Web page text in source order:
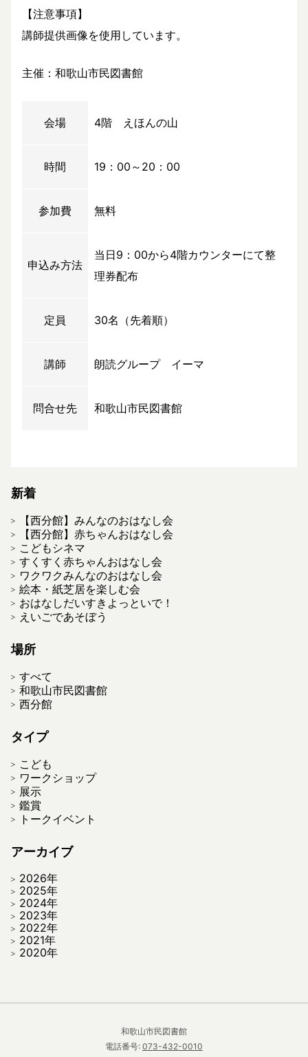
【注意事項】
講師提供画像を使用しています。
主催：和歌山市民図書館
会場 4階 えほんの山
時間 19：00～20：00
参加費 無料
申込み方法
当日9：00から4階カウンターにて整
理券配布
定員 30名（先着順）
講師 朗読グループ イーマ
問合せ先 和歌山市民図書館
新着
【西分館】みんなのおはなし会
【西分館】赤ちゃんおはなし会
こどもシネマ
すくすく赤ちゃんおはなし会
ワクワクみんなのおはなし会
絵本・紙芝居を楽しむ会
おはなしだいすきよっといで！
えいごであそぼう
場所
すべて
和歌山市民図書館
西分館
タイプ
こども
ワークショップ
展示
鑑賞
トークイベント
アーカイブ
2026年
2025年
2024年
2023年
2022年
2021年
2020年
和歌山市民図書館
電話番号: 073-432-0010